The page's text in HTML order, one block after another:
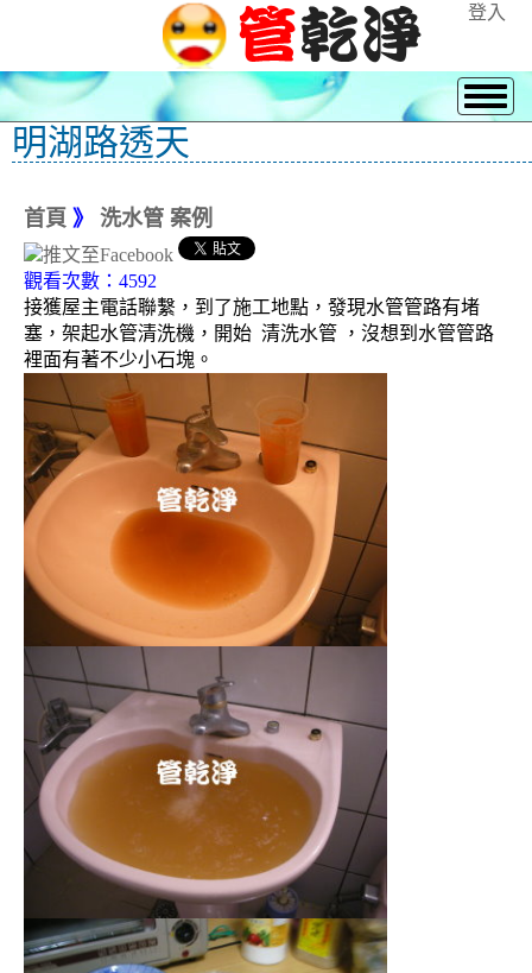
登入
明湖路透天
首頁 》 洗水管 案例
觀看次數：4592
接獲屋主電話聯繫，到了施工地點，發現水管管路有堵
塞，架起水管清洗機，開始 清洗水管 ，沒想到水管管路
裡面有著不少小石塊。